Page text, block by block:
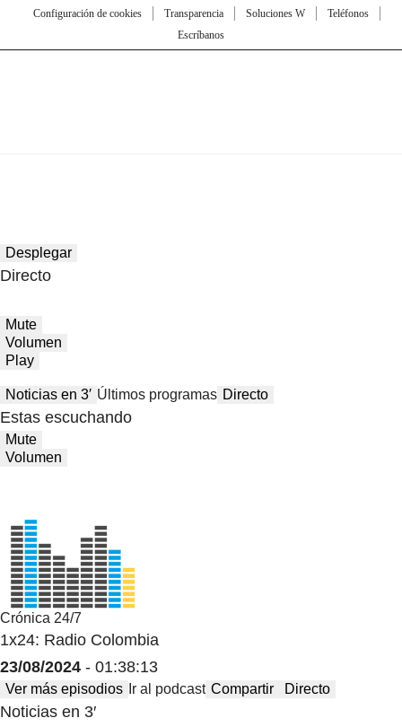
Configuración de cookies
Transparencia Soluciones W
Teléfonos
Escríbanos
Desplegar
Directo
Mute
Volumen
Play
Noticias en 3′ Últimos programas Directo
Estas escuchando
Mute
Volumen
Crónica 24/7
1x24: Radio Colombia
23/08/2024 - 01:38:13
Ver más episodios Ir al podcast Compartir Directo
Noticias en 3′